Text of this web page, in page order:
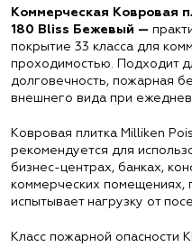
Коммерческая Ковровая
180 Bliss Бежевый —
покрытие 33 класса для
проходимостью. Подходит
долговечность, пожарная
внешнего вида при
Ковровая плитка Milliken
рекомендуется для
бизнес-центрах, банках,
коммерческих помещениях,
испытывает нагрузку от
Класс пожарной опасности